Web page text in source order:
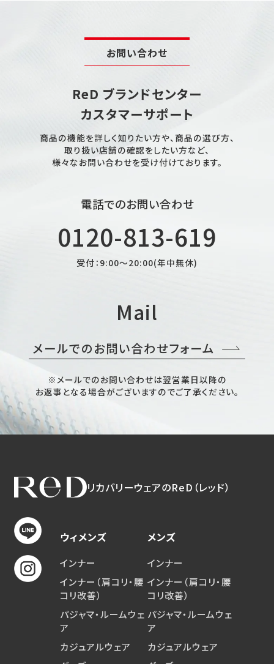
お問い合わせ
ReD ブランドセンター
カスタマーサポート
商品の機能を詳しく知りたい方や、商品の選び方、
取り扱い店舗の確認をしたい方など、
様々なお問い合わせを受け付けております。
電話でのお問い合わせ
0120-813-619
受付：9:00～20:00(年中無休)
Mail
メールでのお問い合わせフォーム
※メールでのお問い合わせは翌営業日以降の
お返事となる場合がございますのでご了承ください。
リカバリーウェアのReD（レッド）
ウィメンズ
インナー
インナー（肩コリ・腰
コリ改善）
パジャマ・ルームウェ
ア
カジュアルウェア
メンズ
インナー
インナー（肩コリ・腰
コリ改善）
パジャマ・ルームウェ
ア
カジュアルウェア